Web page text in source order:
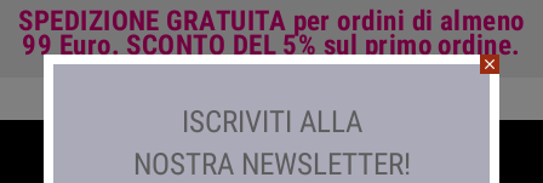
SPEDIZIONE GRATUITA per ordini di almeno
99 Euro. SCONTO DEL 5% sul primo ordine.
close
ISCRIVITI ALLA
NOSTRA NEWSLETTER!